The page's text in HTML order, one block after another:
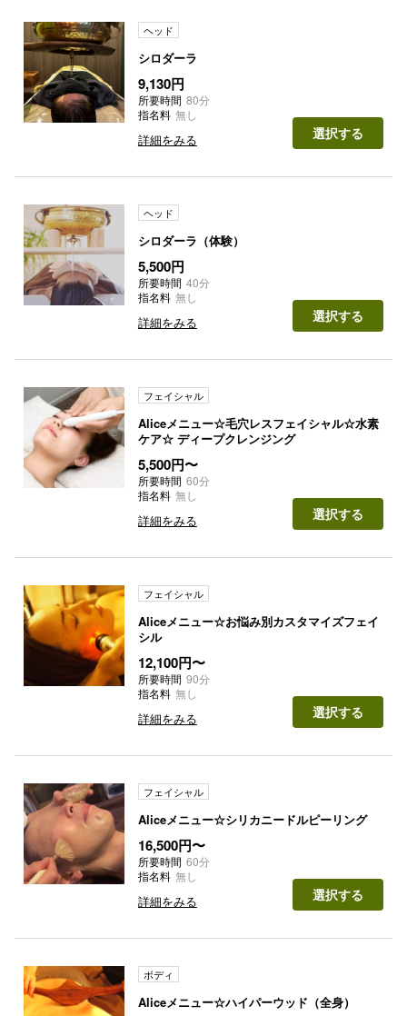
ヘッド
シロダーラ
9,130円
所要時間 80分
指名料 無し
詳細をみる 選択する
ヘッド
シロダーラ（体験）
5,500円
所要時間 40分
指名料 無し
詳細をみる 選択する
フェイシャル
Aliceメニュー☆毛穴レスフェイシャル☆水素
ケア☆ ディープクレンジング
5,500円〜
所要時間 60分
指名料 無し
詳細をみる 選択する
フェイシャル
Aliceメニュー☆お悩み別カスタマイズフェイ
シル
12,100円〜
所要時間 90分
指名料 無し
詳細をみる 選択する
フェイシャル
Aliceメニュー☆シリカニードルピーリング
16,500円〜
所要時間 60分
指名料 無し
詳細をみる 選択する
ボディ
Aliceメニュー☆ハイパーウッド（全身）